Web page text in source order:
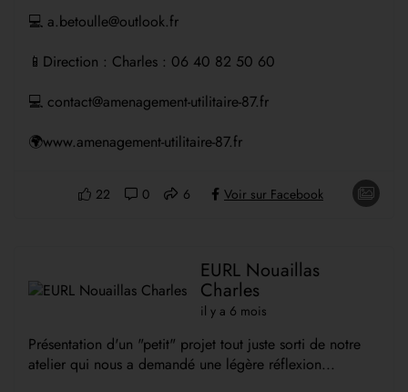
💻 a.betoulle@outlook.fr
📱Direction : Charles : 06 40 82 50 60
💻 contact@amenagement-utilitaire-87.fr
🌍www.amenagement-utilitaire-87.fr
22 0 6 Voir sur Facebook
EURL Nouaillas
Charles
il y a 6 mois
Présentation d'un "petit" projet tout juste sorti de notre
atelier qui nous a demandé une légère réflexion...